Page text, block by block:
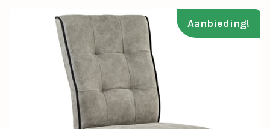
Aanbieding!